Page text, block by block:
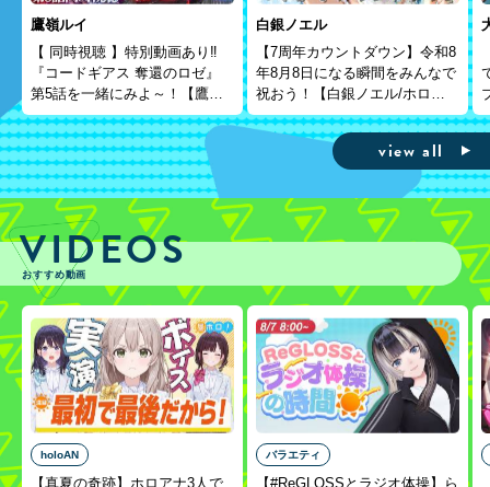
鷹嶺ルイ
【 同時視聴 】特別動画あり‼
『コードギアス 奪還のロゼ』
第5話を一緒にみよ～！【鷹嶺
ルイ/ホロライブ】
白銀ノエル
【7周年カウントダウン】令和8
年8月8日になる瞬間をみんなで
祝おう！【白銀ノエル/ホロラ
イブ】
view all
VIDEOS
おすすめ動画
holoAN
【真夏の奇跡】ホロアナ3人で
バラエティ
【#ReGLOSSとラジオ体操】ら